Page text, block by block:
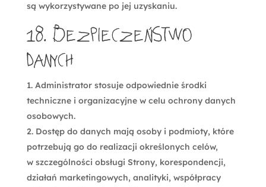
są wykorzystywane po jej uzyskaniu.
18. Bezpieczeństwo
danych
Administrator stosuje odpowiednie środki
techniczne i organizacyjne w celu ochrony danych
osobowych.
Dostęp do danych mają osoby i podmioty, które
potrzebują go do realizacji określonych celów,
w szczególności obsługi Strony, korespondencji,
działań marketingowych, analityki, współpracy